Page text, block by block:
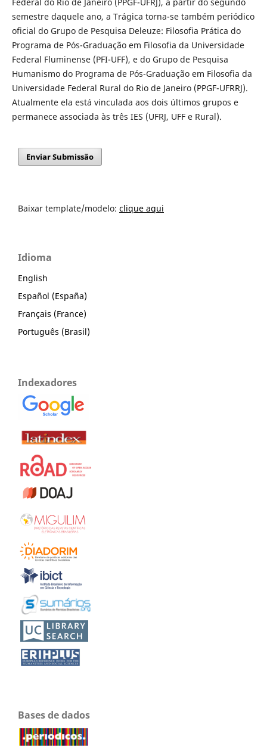
Federal do Rio de Janeiro (PPGF-UFRJ), a partir do segundo
semestre daquele ano, a Trágica torna-se também periódico
oficial do Grupo de Pesquisa Deleuze: Filosofia Prática do
Programa de Pós-Graduação em Filosofia da Universidade
Federal Fluminense (PFI-UFF), e do Grupo de Pesquisa
Humanismo do Programa de Pós-Graduação em Filosofia da
Universidade Federal Rural do Rio de Janeiro (PPGF-UFRRJ).
Atualmente ela está vinculada aos dois últimos grupos e
permanece associada às três IES (UFRJ, UFF e Rural).
Enviar Submissão
Baixar template/modelo: clique aqui
Idioma
English
Español (España)
Français (France)
Português (Brasil)
Indexadores
Bases de dados